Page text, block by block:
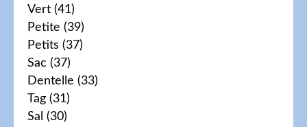
Vert (41)
Petite (39)
Petits (37)
Sac (37)
Dentelle (33)
Tag (31)
Sal (30)